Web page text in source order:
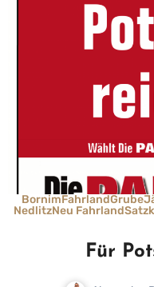
BornimFahrlandGrube
NedlitzNeu Fahrland
Für